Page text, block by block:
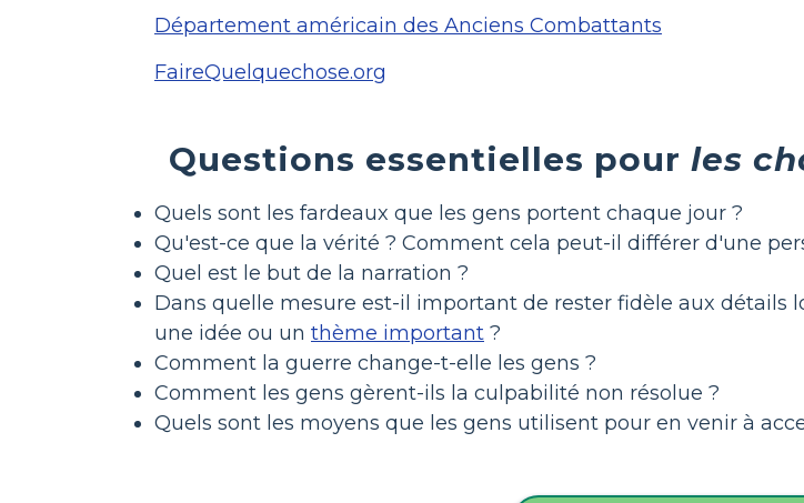
Département américain des Anciens Combattants
FaireQuelquechose.org
Questions essentielles pour les
Quels sont les fardeaux que les gens portent chaque jour ?
Qu'est-ce que la vérité ? Comment cela peut-il différer d'une
Quel est le but de la narration ?
Dans quelle mesure est-il important de rester fidèle aux détails
une idée ou un thème important ?
Comment la guerre change-t-elle les gens ?
Comment les gens gèrent-ils la culpabilité non résolue ?
Quels sont les moyens que les gens utilisent pour en venir à